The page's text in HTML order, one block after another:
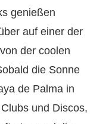
genießen
auf einer der
der coolen
die Sonne
de Palma in
und Discos,